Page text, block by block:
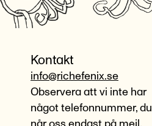
Kontakt
info@richefenix.se
Observera att vi inte har
något telefonnummer, du